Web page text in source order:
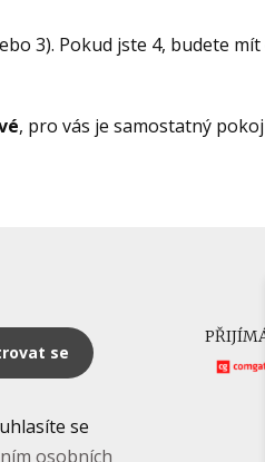
3). Pokud jste 4, budete mít
, pro vás je samostatný
se
se
osobních